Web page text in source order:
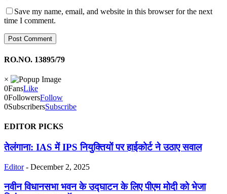
Save my name, email, and website in this browser for the next
time I comment.
RO.NO. 13895/79
×
0FansLike
0FollowersFollow
0SubscribersSubscribe
EDITOR PICKS
तेलंगाना: IAS में IPS नियुक्तियों पर हाईकोर्ट ने उठाए सवाल
Editor - December 2, 2025
नवीन विधानसभा भवन के उद्घाटन के लिए पीएम मोदी को भेजा